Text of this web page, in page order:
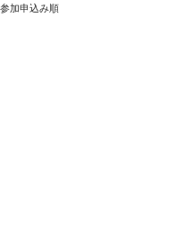
加申込み順